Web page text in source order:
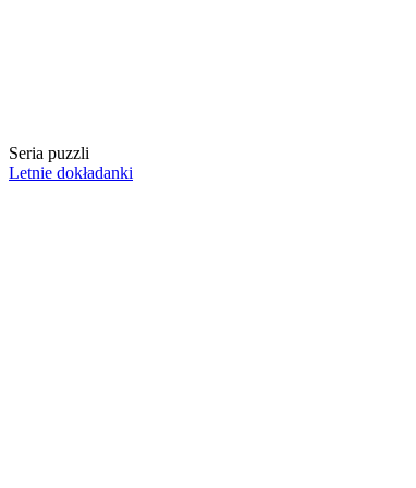
Seria puzzli
Letnie dokładanki